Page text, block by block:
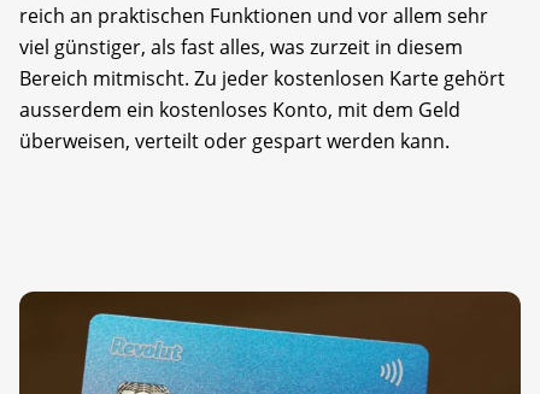
reich an praktischen Funktionen und vor allem sehr
viel günstiger, als fast alles, was zurzeit in diesem
Bereich mitmischt. Zu jeder kostenlosen Karte gehört
ausserdem ein kostenloses Konto, mit dem Geld
überweisen, verteilt oder gespart werden kann.